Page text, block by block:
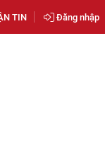
TIN Đăng nhập